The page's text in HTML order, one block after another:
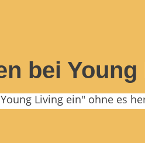
bei
Living ein" ohne es